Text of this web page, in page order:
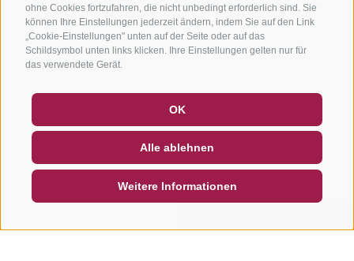
ohne Cookies fortzufahren, die nicht unbedingt erforderlich sind. Sie
können Ihre Einstellungen jederzeit ändern, indem Sie auf den Link
„Cookie-Einstellungen" unten auf der Seite oder auf das
Schildsymbol unten links klicken. Ihre Einstellungen gelten nur für
das verwendete Gerät.
OK
Alle ablehnen
Weitere Informationen
NEWSLETTER
SOCIAL WALL WETTER